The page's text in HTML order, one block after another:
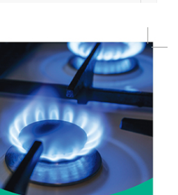
на видео медвежий обед
веловолну на Волге в
432
фестиваль «Калитка»